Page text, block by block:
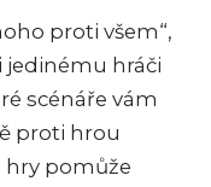
proti všem“,
jedinému hráči
scénáře vám
proti hrou
hry pomůže